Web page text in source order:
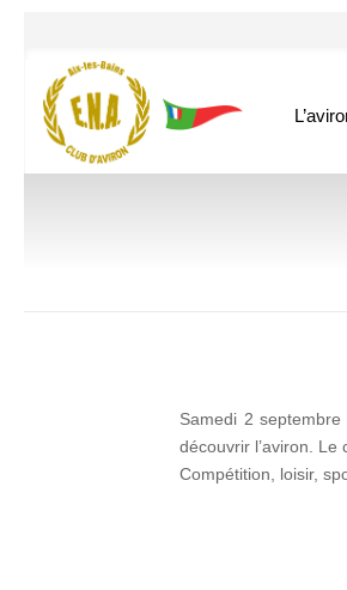
Samedi 2
découvrir l’aviron. Le
Compétition, loisir,